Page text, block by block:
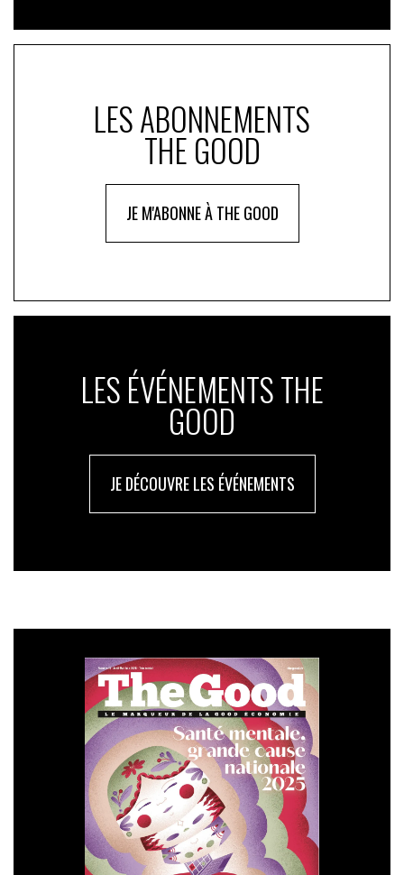
LES ABONNEMENTS
THE GOOD
JE M'ABONNE À THE GOOD
LES ÉVÉNEMENTS THE
GOOD
JE DÉCOUVRE LES ÉVÉNEMENTS